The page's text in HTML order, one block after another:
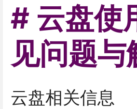
云盘使
见问题与
云盘相关信息